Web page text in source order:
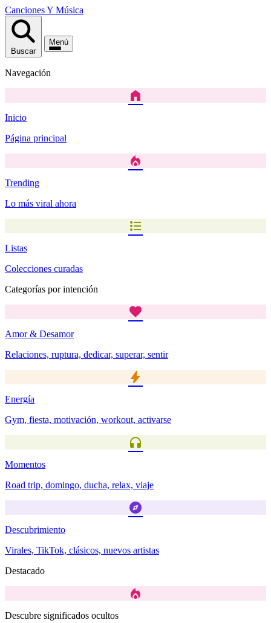
CancionesY Música
Buscar
Menú
Navegación
home
Inicio
Página principal
local_fire_department
Trending
Lo más viral ahora
format_list_bulleted
Listas
Colecciones curadas
Categorías por intención
favorite
Amor & Desamor
Relaciones, ruptura, dedicar, superar, sentir
bolt
Energía
Gym, fiesta, motivación, workout, activarse
headphones
Momentos
Road trip, domingo, ducha, relax, viaje
explore
Descubrimiento
Virales, TikTok, clásicos, nuevos artistas
Destacado
local_fire_department
Descubre significados ocultos